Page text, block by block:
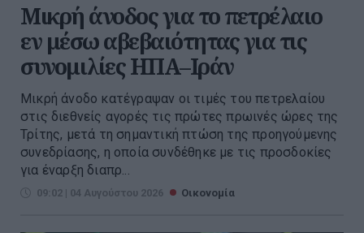
Μικρή άνοδος για το πετρέλαιο
εν μέσω αβεβαιότητας για τις
συνομιλίες ΗΠΑ–Ιράν
Μικρή άνοδο κατέγραψαν οι τιμές του πετρελαίου
στις διεθνείς αγορές τις πρώτες πρωινές ώρες της
Τρίτης, μετά τη σημαντική πτώση της προηγούμενης
συνεδρίασης, η οποία συνδέθηκε με τις προσδοκίες
για έναρξη διαπρ...
09:02 | 04 Αυγούστου 2026 Οικονομία